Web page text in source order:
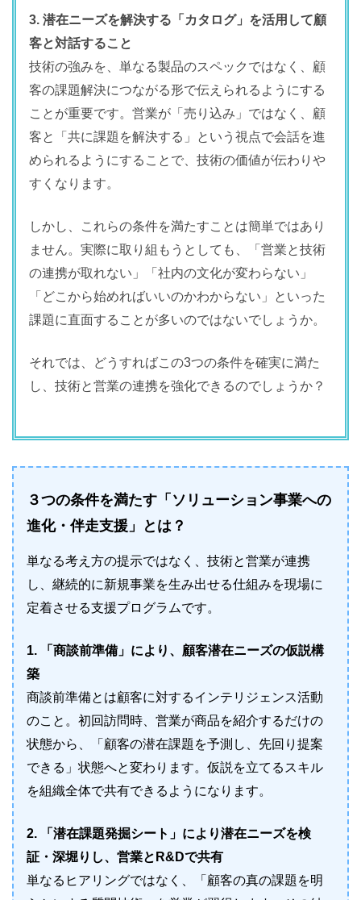
3. 潜在ニーズを解決する「カタログ」を活用して顧
客と対話すること
技術の強みを、単なる製品のスペックではなく、顧
客の課題解決につながる形で伝えられるようにする
ことが重要です。営業が「売り込み」ではなく、顧
客と「共に課題を解決する」という視点で会話を進
められるようにすることで、技術の価値が伝わりや
すくなります。
しかし、これらの条件を満たすことは簡単ではあり
ません。実際に取り組もうとしても、「営業と技術
の連携が取れない」「社内の文化が変わらない」
「どこから始めればいいのかわからない」といった
課題に直面することが多いのではないでしょうか。
それでは、どうすればこの3つの条件を確実に満た
し、技術と営業の連携を強化できるのでしょうか？
３つの条件を満たす 「ソリューション事業への
進化・伴走支援」とは？
単なる考え方の提示ではなく、技術と営業が連携
し、継続的に新規事業を生み出せる仕組みを現場に
定着させる支援プログラムです。
1. 「商談前準備」により、顧客潜在ニーズの仮説構
築
商談前準備とは顧客に対するインテリジェンス活動
のこと。初回訪問時、営業が商品を紹介するだけの
状態から、「顧客の潜在課題を予測し、先回り提案
できる」状態へと変わります。仮説を立てるスキル
を組織全体で共有できるようになります。
2. 「潜在課題発掘シート」により潜在ニーズを検
証・深堀りし、営業とR&Dで共有
単なるヒアリングではなく、「顧客の真の課題を明